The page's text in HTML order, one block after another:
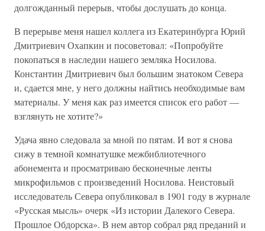
долгожданный перерыв, чтобы дослушать до конца.
В перерыве меня нашел коллега из Екатеринбурга Юрий
Дмитриевич Охапкин и посоветовал: «Попробуйте
покопаться в наследии нашего земляка Носилова.
Константин Дмитриевич был большим знатоком Севера
и, сдается мне, у него должны найтись необходимые вам
материалы. У меня как раз имеется список его работ —
взглянуть не хотите?»
Удача явно следовала за мной по пятам. И вот я снова
сижу в темной комнатушке межбиблиотечного
абонемента и просматриваю бесконечные ленты
микрофильмов с произведений Носилова. Неистовый
исследователь Севера опубликовал в 1901 году в журнале
«Русская мысль» очерк «Из истории Далекого Севера.
Прошлое Обдорска». В нем автор собрал ряд преданий и